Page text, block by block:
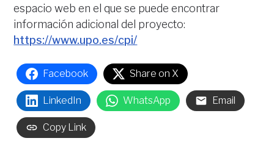
espacio web en el que se puede encontrar
información adicional del proyecto:
https://www.upo.es/cpi/
Facebook Share on X
LinkedIn WhatsApp Email
Copy Link